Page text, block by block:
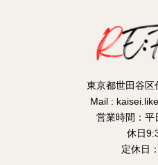
東京都世田谷
Mail :
営業時間：
休日
定休日